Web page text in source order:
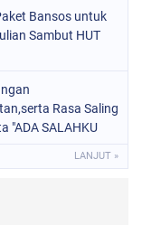
Bansos untuk
Sambut HUT
Rasa Saling
"ADA SALAHKU
LANJUT »